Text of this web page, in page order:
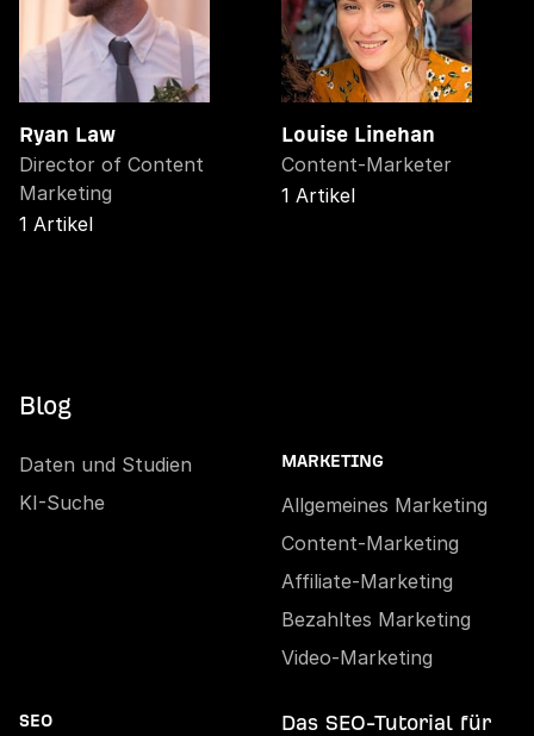
Ryan Law
Director of Content
Marketing
1 Artikel
Louise Linehan
Content-Marketer
1 Artikel
Blog
Daten und Studien
KI-Suche
MARKETING
Allgemeines Marketing
Content-Marketing
Affiliate-Marketing
Bezahltes Marketing
Video-Marketing
SEO
Das SEO-Tutorial für